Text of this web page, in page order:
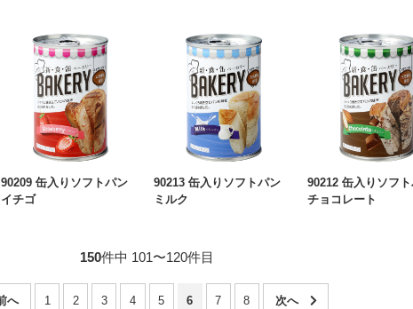
90209 缶入りソフトパン
イチゴ
90213 缶入りソフトパン
ミルク
90212 缶入りソフ
チョコレート
150件中 101〜120件目
1 2 3 4 5 6 7 8